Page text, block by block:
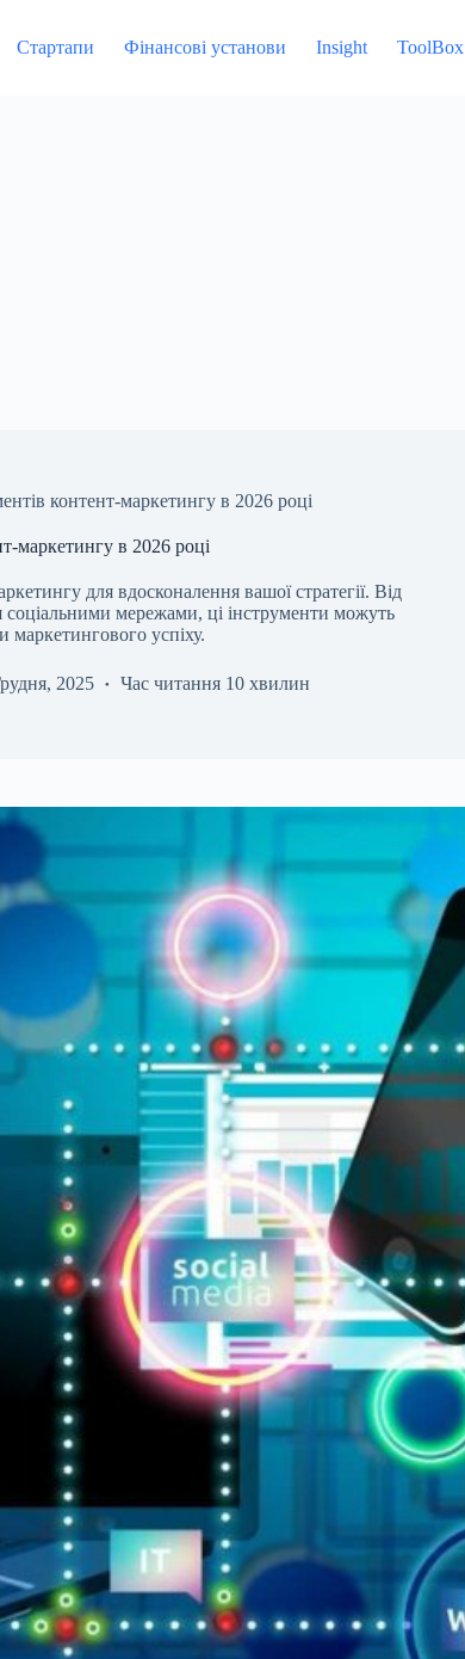
Стартапи Фінансові установи Insight ToolBox
контент-маркетингу в 2026 році
маркетингу в 2026 році
для вдосконалення вашої стратегії. Від
соціальними мережами, ці інструменти можуть
маркетингового успіху.
2025 Час читання 10 хвилин